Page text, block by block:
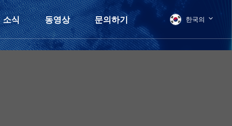
소식 동영상 문의하기 한국의